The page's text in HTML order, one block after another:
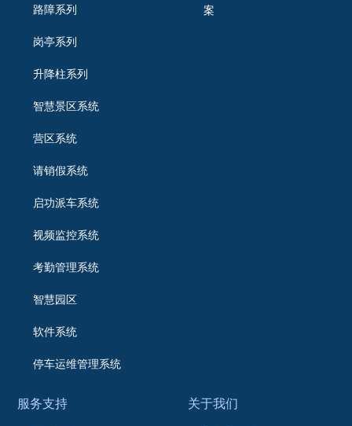
路障系列
岗亭系列
升降柱系列
智慧景区系统
营区系统
请销假系统
启功派车系统
视频监控系统
考勤管理系统
智慧园区
软件系统
停车运维管理系统
案
服务支持 关于我们